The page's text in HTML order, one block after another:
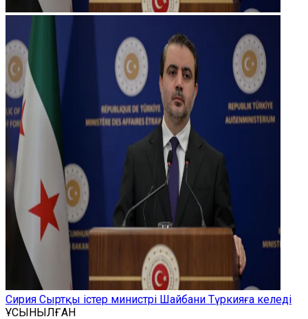
Сирия Сыртқы істер министрі Шайбани Түркияға келеді
ҰСЫНЫЛҒАН